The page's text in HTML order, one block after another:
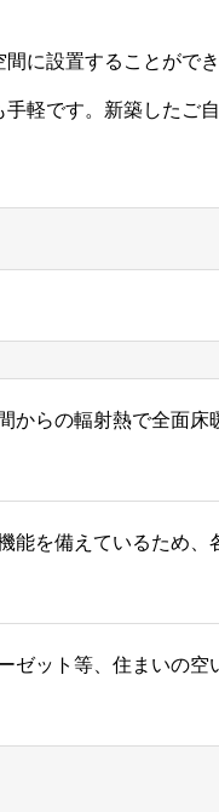
に設置することがで
軽です。新築したご
からの輻射熱で全面
能を備えているため、
ゼット等、住まいの